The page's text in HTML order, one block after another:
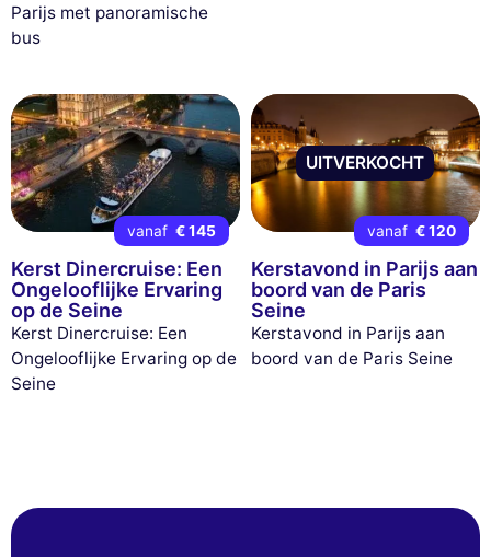
Parijs met panoramische
bus
vanaf € 145
Kerst Dinercruise: Een
Ongelooflijke Ervaring
op de Seine
Kerst Dinercruise: Een
Ongelooflijke Ervaring op de
Seine
UITVERKOCHT
vanaf € 120
Kerstavond in Parijs aan
boord van de Paris
Seine
Kerstavond in Parijs aan
boord van de Paris Seine